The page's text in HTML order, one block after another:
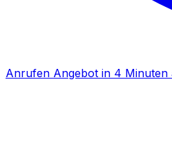
Anrufen Angebot in 4 Minuten